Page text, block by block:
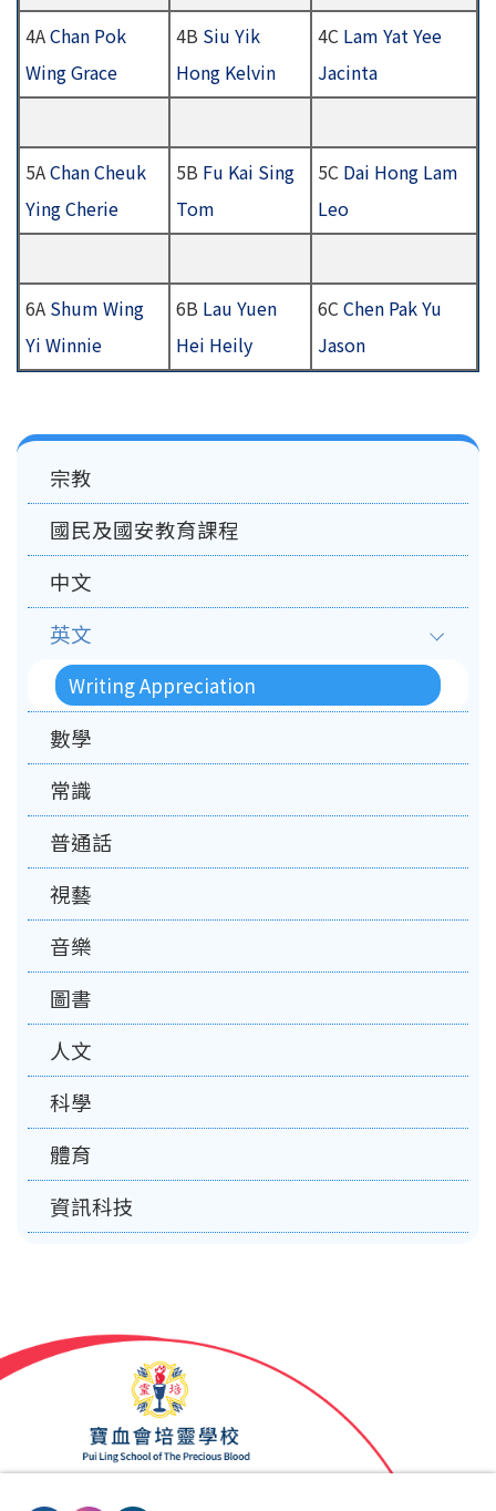
4AChan Pok
Wing Grace
4B Siu Yik
Hong Kelvin
4C Lam Yat Yee
Jacinta
5AChan Cheuk
Ying Cherie
5B Fu Kai Sing
Tom
5C Dai Hong Lam
Leo
6A Shum Wing
Yi Winnie
6B Lau Yuen
Hei Heily
6C Chen Pak Yu
Jason
Main
navigation
宗教
國民及國安教育課程
中文
英文
Writing Appreciation
數學
常識
普通話
視藝
音樂
圖書
人文
科學
體育
資訊科技